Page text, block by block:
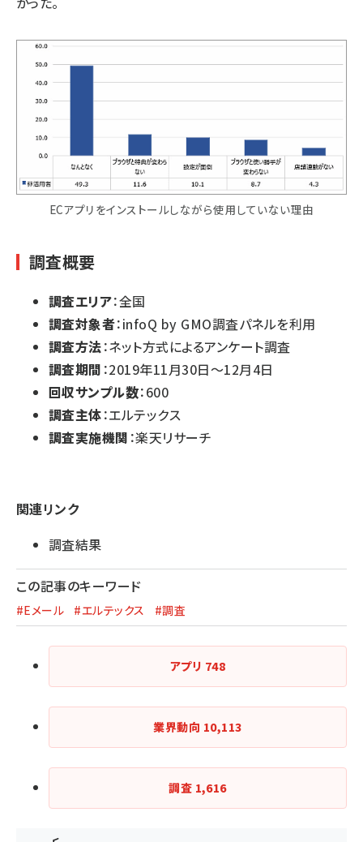
ECアプリをインストールしながら使用していない理由
調査概要
調査エリア：全国
調査対象者：infoQ by GMO調査パネルを利用
調査方法：ネット方式によるアンケート調査
調査期間 ：2019年11月30日～12月4日
回収サンプル数：600
調査主体：エルテックス
調査実施機関 ：楽天リサーチ
関連リンク
調査結果
この記事のキーワード
#Eメール #エルテックス #調査
アプリ 748
業界動向 10,113
調査 1,616